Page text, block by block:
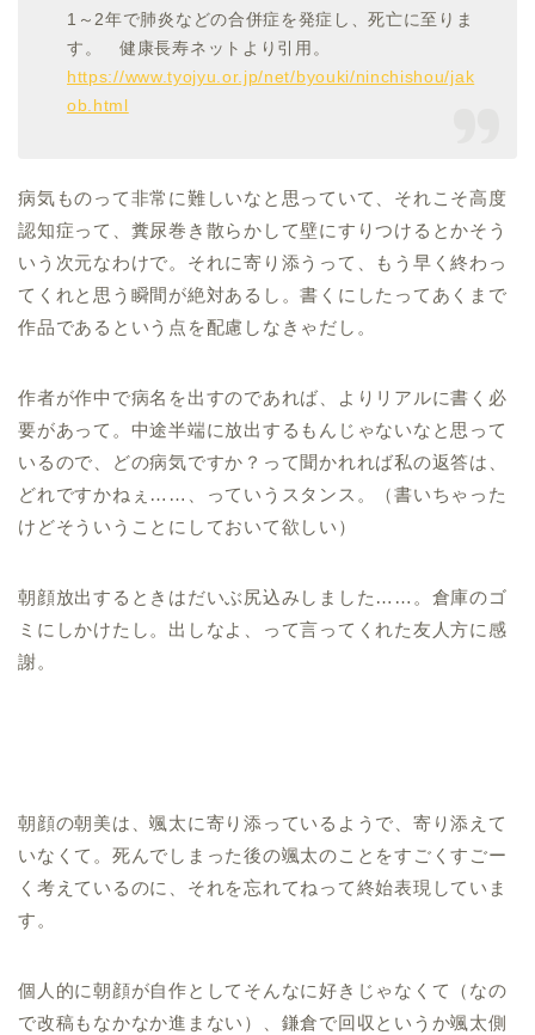
1～2年で肺炎などの合併症を発症し、死亡に至りま
す。 健康長寿ネットより引用。
https://www.tyojyu.or.jp/net/byouki/ninchishou/jak
ob.html
病気ものって非常に難しいなと思っていて、それこそ高度
認知症って、糞尿巻き散らかして壁にすりつけるとかそう
いう次元なわけで。それに寄り添うって、もう早く終わっ
てくれと思う瞬間が絶対あるし。書くにしたってあくまで
作品であるという点を配慮しなきゃだし。
作者が作中で病名を出すのであれば、よりリアルに書く必
要があって。中途半端に放出するもんじゃないなと思って
いるので、どの病気ですか？って聞かれれば私の返答は、
どれですかねぇ……、っていうスタンス。（書いちゃった
けどそういうことにしておいて欲しい）
朝顔放出するときはだいぶ尻込みしました……。倉庫のゴ
ミにしかけたし。出しなよ、って言ってくれた友人方に感
謝。
朝顔の朝美は、颯太に寄り添っているようで、寄り添えて
いなくて。死んでしまった後の颯太のことをすごくすごー
く考えているのに、それを忘れてねって終始表現していま
す。
個人的に朝顔が自作としてそんなに好きじゃなくて（なの
で改稿もなかなか進まない）、鎌倉で回収というか颯太側